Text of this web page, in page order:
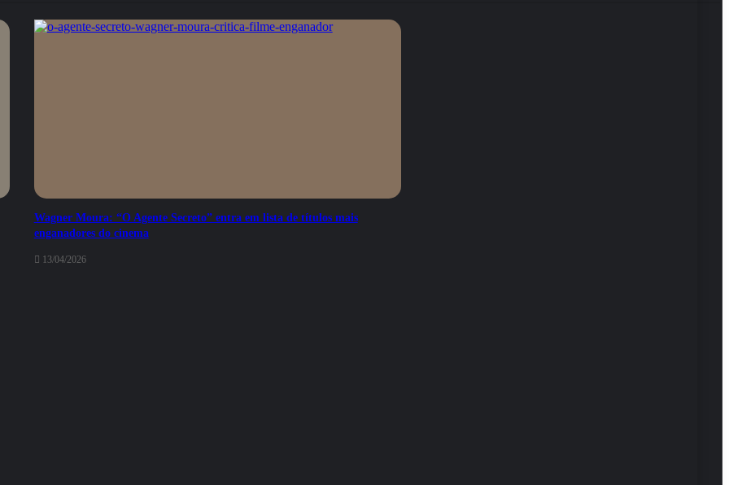
Wagner Moura: “O Agente Secreto” entra em lista de títulos mais
enganadores do cinema
13/04/2026